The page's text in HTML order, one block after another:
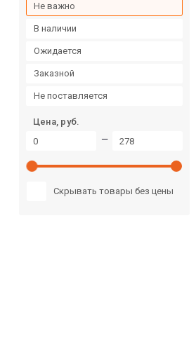
Не важно
в наличии
ожидается
заказной
не поставляется
Цена, руб.
—
Скрывать товары без цены